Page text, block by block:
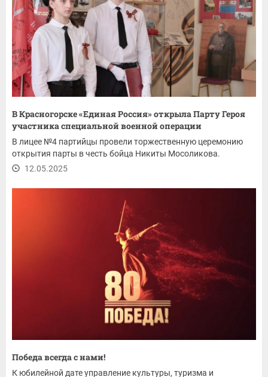
В Красногорске «Единая Россия» открыла Парту Героя
участника специальной военной операции
В лицее №4 партийцы провели торжественную церемонию
открытия парты в честь бойца Никиты Мосоликова.
12.05.2025
Победа всегда с нами!
К юбилейной дате управление культуры, туризма и